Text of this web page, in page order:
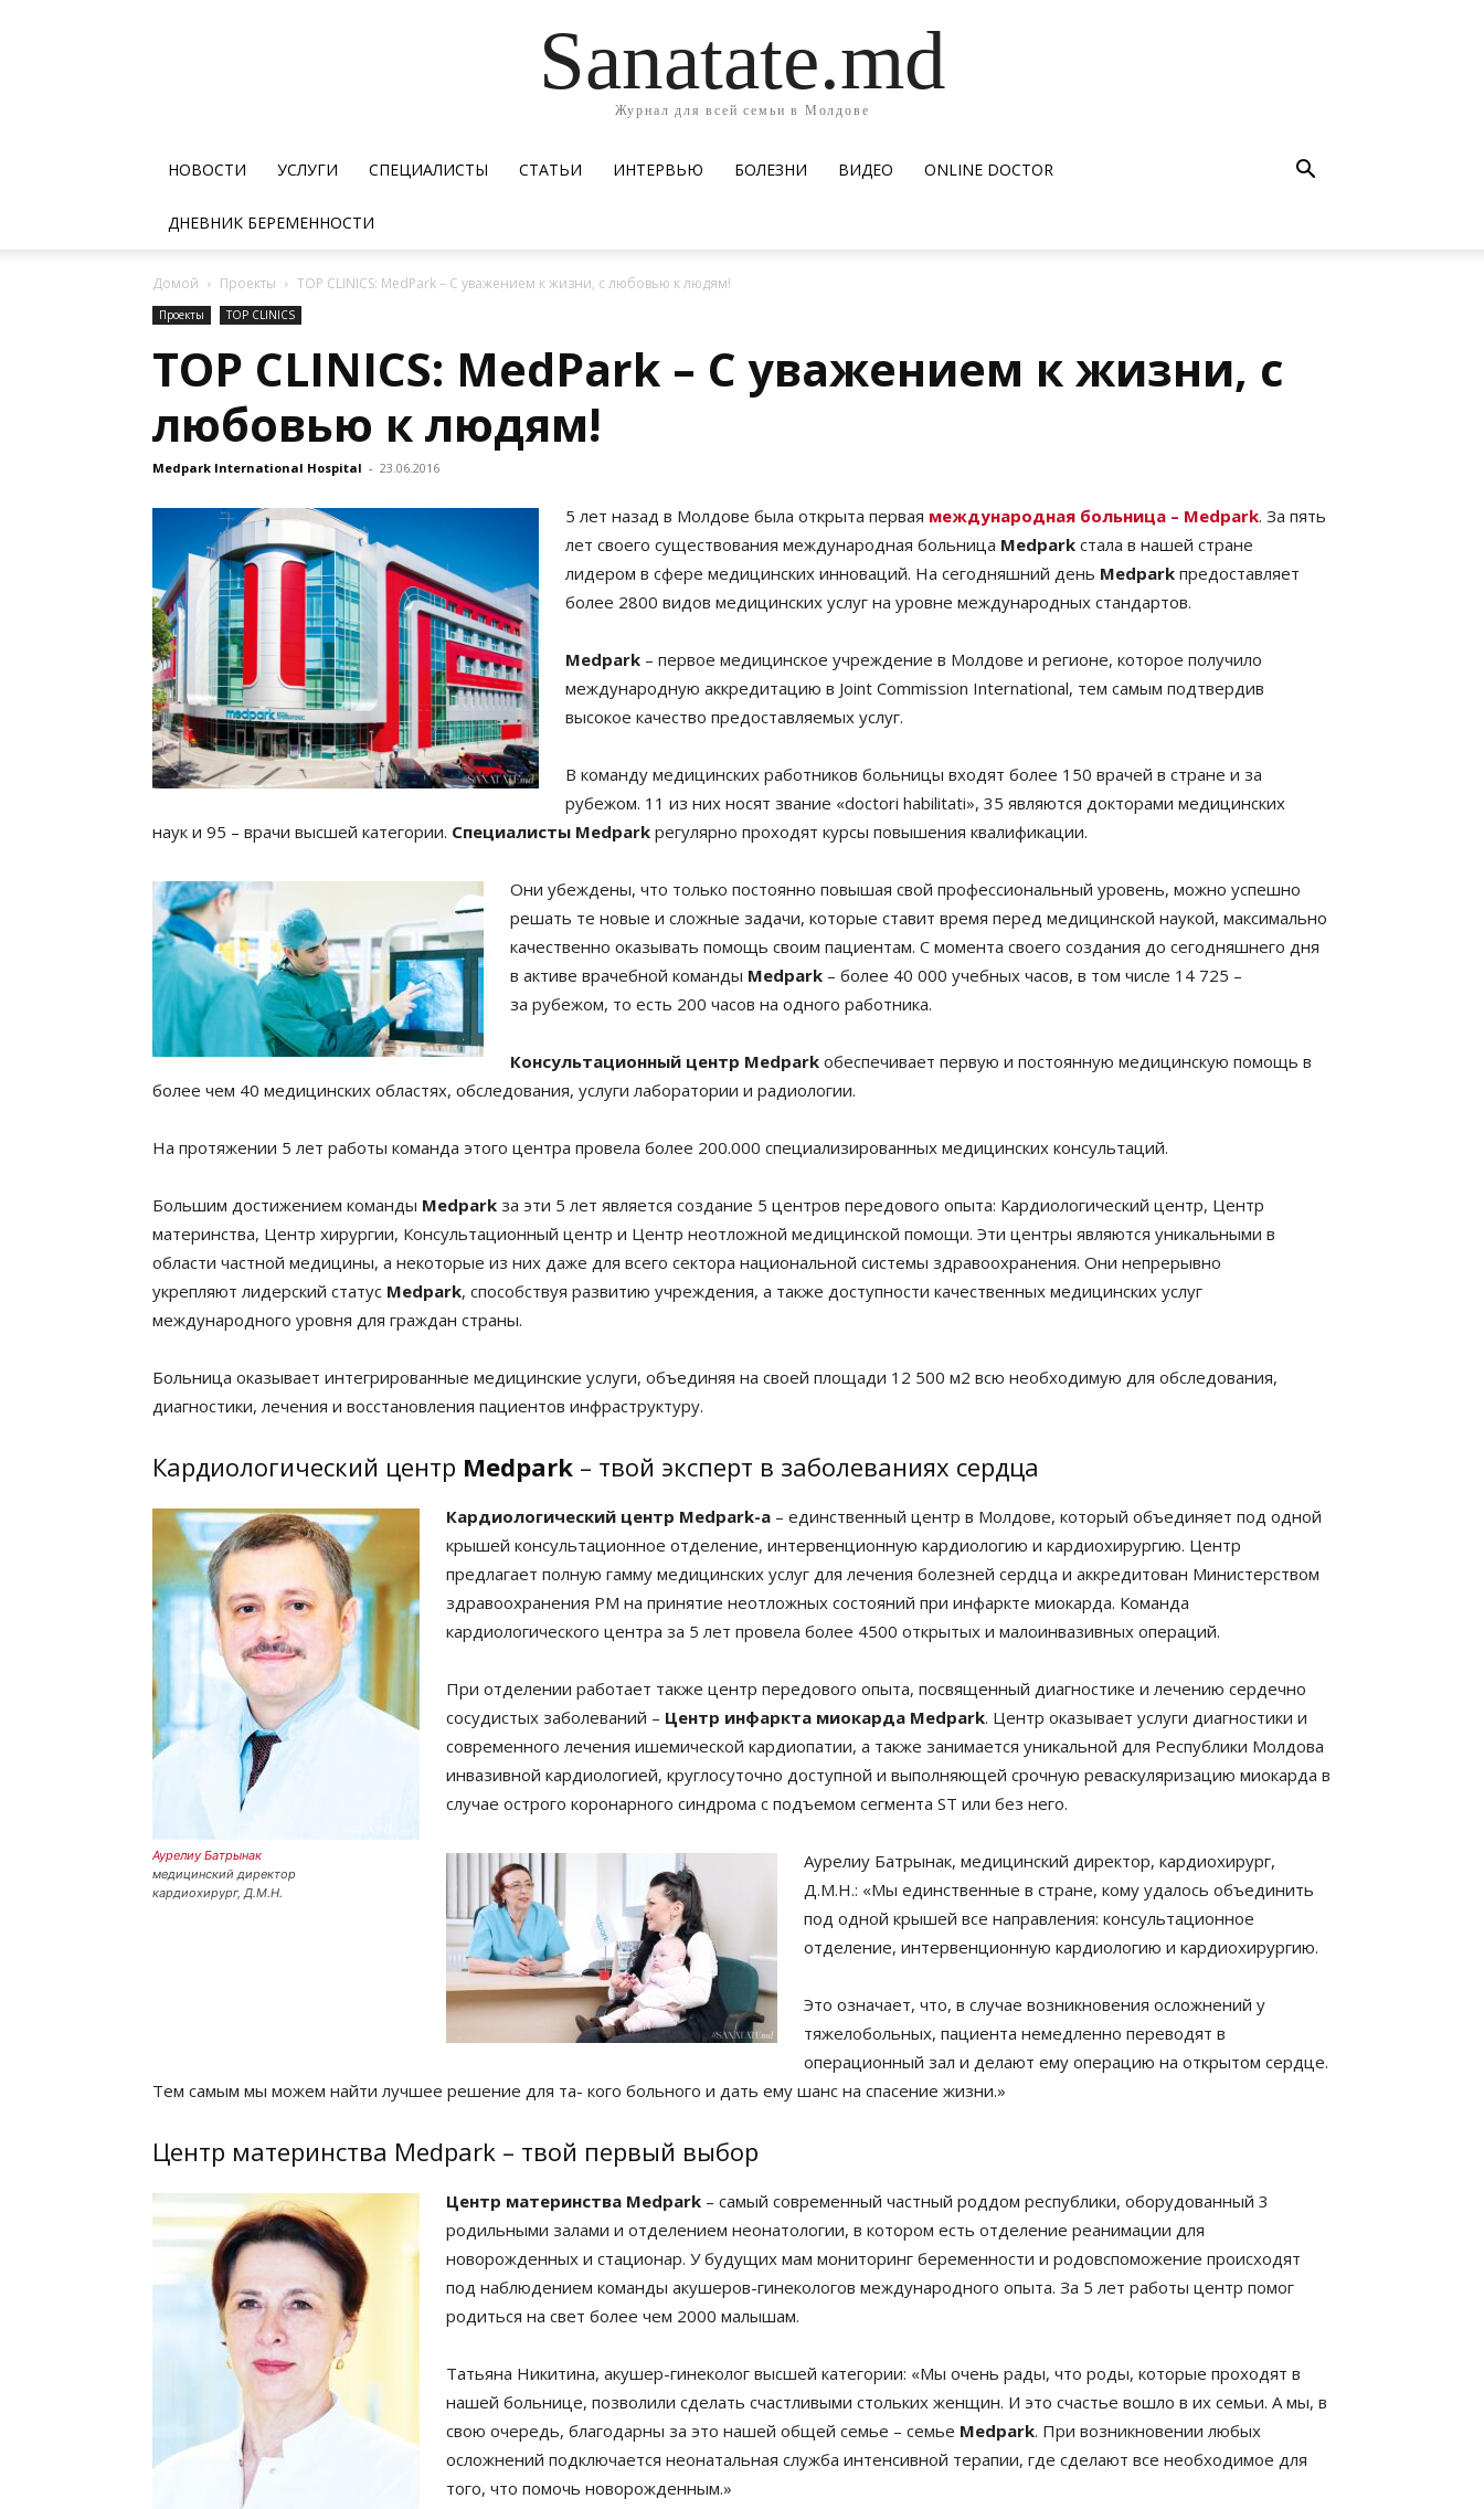
Sanatate.md
Журнал для всей семьи в Молдове
НОВОСТИ УСЛУГИ СПЕЦИАЛИСТЫ СТАТЬИ ИНТЕРВЬЮ БОЛЕЗНИ ВИДЕО ОNLINE DOCTOR
ДНЕВНИК БЕРЕМЕННОСТИ
Домой Проекты TOP CLINICS: MedPark – С уважением к жизни, с любовью к людям!
Проекты TOP CLINICS
TOP CLINICS: MedPark – С уважением к жизни, с
любовью к людям!
Medpark International Hospital - 23.06.2016
5 лет назад в Молдове была открыта первая международная больница – Medpark. За пять
лет своего существования международная больница Medpark стала в нашей стране
лидером в сфере медицинских инноваций. На сегодняшний день Medpark предоставляет
более 2800 видов медицинских услуг на уровне международных стандартов.
Medpark – первое медицинское учреждение в Молдове и регионе, которое получило
международную аккредитацию в Joint Commission International, тем самым подтвердив
высокое качество предоставляемых услуг.
В команду медицинских работников больницы входят более 150 врачей в стране и за
рубежом. 11 из них носят звание «doctori habilitati», 35 являются докторами медицинских
наук и 95 – врачи высшей категории. Специалисты Medpark регулярно проходят курсы повышения квалификации.
Они убеждены, что только постоянно повышая свой профессиональный уровень, можно успешно
решать те новые и сложные задачи, которые ставит время перед медицинской наукой, максимально
качественно оказывать помощь своим пациентам. С момента своего создания до сегодняшнего дня
в активе врачебной команды Medpark – более 40 000 учебных часов, в том числе 14 725 –
за рубежом, то есть 200 часов на одного работника.
Консультационный центр Medpark обеспечивает первую и постоянную медицинскую помощь в
более чем 40 медицинских областях, обследования, услуги лаборатории и радиологии.
На протяжении 5 лет работы команда этого центра провела более 200.000 специализированных медицинских консультаций.
Большим достижением команды Medpark за эти 5 лет является создание 5 центров передового опыта: Кардиологический центр, Центр
материнства, Центр хирургии, Консультационный центр и Центр неотложной медицинской помощи. Эти центры являются уникальными в
области частной медицины, а некоторые из них даже для всего сектора национальной системы здравоохранения. Они непрерывно
укрепляют лидерский статус Medpark, способствуя развитию учреждения, а также доступности качественных медицинских услуг
международного уровня для граждан страны.
Больница оказывает интегрированные медицинские услуги, объединяя на своей площади 12 500 м2 всю необходимую для обследования,
диагностики, лечения и восстановления пациентов инфраструктуру.
Кардиологический центр Medpark – твой эксперт в заболеваниях сердца
Аурелиу Батрынак
медицинский директор
кардиохирург, Д.М.Н.
Кардиологический центр Medpark-а – единственный центр в Молдове, который объединяет под одной
крышей консультационное отделение, интервенционную кардиологию и кардиохирургию. Центр
предлагает полную гамму медицинских услуг для лечения болезней сердца и аккредитован Министерством
здравоохранения РМ на принятие неотложных состояний при инфаркте миокарда. Команда
кардиологического центра за 5 лет провела более 4500 открытых и малоинвазивных операций.
При отделении работает также центр передового опыта, посвященный диагностике и лечению сердечно
сосудистых заболеваний – Центр инфаркта миокарда Medpark. Центр оказывает услуги диагностики и
современного лечения ишемической кардиопатии, а также занимается уникальной для Республики Молдова
инвазивной кардиологией, круглосуточно доступной и выполняющей срочную реваскуляризацию миокарда в
случае острого коронарного синдрома с подъемом сегмента ST или без него.
Аурелиу Батрынак, медицинский директор, кардиохирург,
Д.М.Н.: «Мы единственные в стране, кому удалось объединить
под одной крышей все направления: консультационное
отделение, интервенционную кардиологию и кардиохирургию.
Это означает, что, в случае возникновения осложнений у
тяжелобольных, пациента немедленно переводят в
операционный зал и делают ему операцию на открытом сердце.
Тем самым мы можем найти лучшее решение для та- кого больного и дать ему шанс на спасение жизни.»
Центр материнства Medpark – твой первый выбор
Центр материнства Medpark – самый современный частный роддом республики, оборудованный 3
родильными залами и отделением неонатологии, в котором есть отделение реанимации для
новорожденных и стационар. У будущих мам мониторинг беременности и родовспоможение происходят
под наблюдением команды акушеров-гинекологов международного опыта. За 5 лет работы центр помог
родиться на свет более чем 2000 малышам.
Татьяна Никитина, акушер-гинеколог высшей категории: «Мы очень рады, что роды, которые проходят в
нашей больнице, позволили сделать счастливыми стольких женщин. И это счастье вошло в их семьи. А мы, в
свою очередь, благодарны за это нашей общей семье – семье Medpark. При возникновении любых
осложнений подключается неонатальная служба интенсивной терапии, где сделают все необходимое для
того, что помочь новорожденным.»